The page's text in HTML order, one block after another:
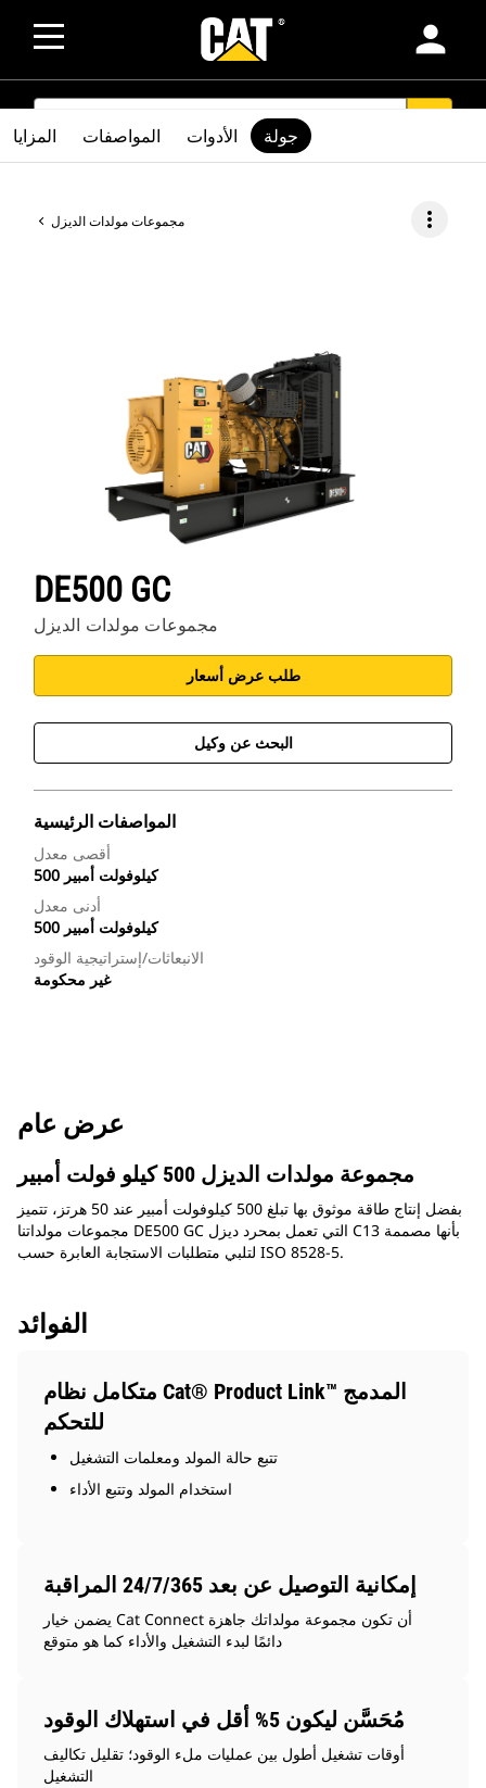
person
SEARCH
مجموعات مولدات الديزل more_vert
DE500 GC
مجموعات مولدات الديزل
طلب عرض أسعار
البحث عن وكيل
المواصفات الرئيسية
أقصى معدل
500 كيلوفولت أمبير
أدنى معدل
500 كيلوفولت أمبير
الانبعاثات/إستراتيجية الوقود
غير محكومة
المزايا المواصفات الأدوات جولة
عرض عام
مجموعة مولدات الديزل 500 كيلو فولت أمبير
بفضل إنتاج طاقة موثوق بها تبلغ 500 كيلوفولت أمبير عند 50 هرتز، تتميز
مجموعات مولداتنا DE500 GC التي تعمل بمحرد ديزل C13 بأنها مصممة
لتلبي متطلبات الاستجابة العابرة حسب ISO 8528-5.
الفوائد
متكامل نظام Cat® Product Link™ المدمج
للتحكم
تتبع حالة المولد ومعلمات التشغيل
استخدام المولد وتتبع الأداء
إمكانية التوصيل عن بعد 24/7/365 المراقبة
يضمن خيار Cat Connect أن تكون مجموعة مولداتك جاهزة
دائمًا لبدء التشغيل والأداء كما هو متوقع
مُحَسَّن ليكون 5% أقل في استهلاك الوقود
أوقات تشغيل أطول بين عمليات ملء الوقود؛ تقليل تكاليف
التشغيل